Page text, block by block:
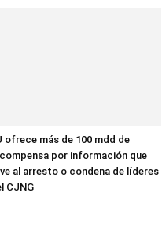
ofrece más de 100 mdd de
por información que
al arresto o condena de líderes
CJNG